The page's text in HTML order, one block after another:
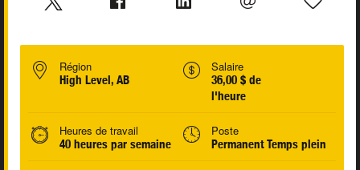
Région
High Level, AB
Salaire
36,00 $ de
l'heure
Heures de travail
40 heures par semaine
Poste
Permanent Temps plein